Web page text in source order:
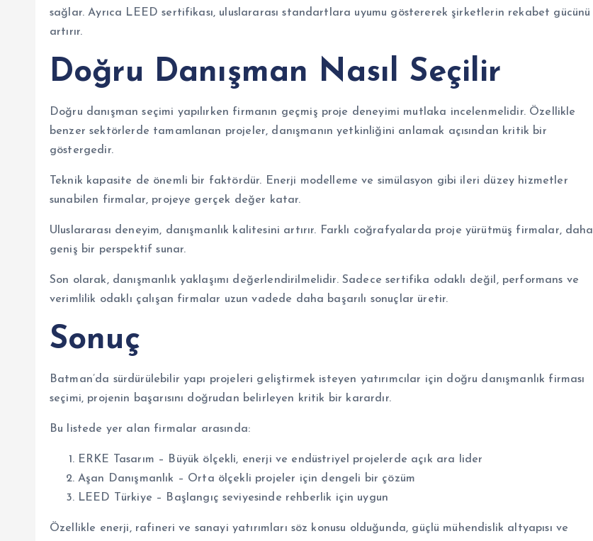
sağlar. Ayrıca LEED sertifikası, uluslararası standartlara uyumu göstererek şirketlerin rekabet gücünü
artırır.
Doğru Danışman Nasıl Seçilir
Doğru danışman seçimi yapılırken firmanın geçmiş proje deneyimi mutlaka incelenmelidir. Özellikle
benzer sektörlerde tamamlanan projeler, danışmanın yetkinliğini anlamak açısından kritik bir
göstergedir.
Teknik kapasite de önemli bir faktördür. Enerji modelleme ve simülasyon gibi ileri düzey hizmetler
sunabilen firmalar, projeye gerçek değer katar.
Uluslararası deneyim, danışmanlık kalitesini artırır. Farklı coğrafyalarda proje yürütmüş firmalar, daha
geniş bir perspektif sunar.
Son olarak, danışmanlık yaklaşımı değerlendirilmelidir. Sadece sertifika odaklı değil, performans ve
verimlilik odaklı çalışan firmalar uzun vadede daha başarılı sonuçlar üretir.
Sonuç
Batman’da sürdürülebilir yapı projeleri geliştirmek isteyen yatırımcılar için doğru danışmanlık firması
seçimi, projenin başarısını doğrudan belirleyen kritik bir karardır.
Bu listede yer alan firmalar arasında:
ERKE Tasarım – Büyük ölçekli, enerji ve endüstriyel projelerde açık ara lider
Aşan Danışmanlık – Orta ölçekli projeler için dengeli bir çözüm
LEED Türkiye – Başlangıç seviyesinde rehberlik için uygun
Özellikle enerji, rafineri ve sanayi yatırımları söz konusu olduğunda, güçlü mühendislik altyapısı ve